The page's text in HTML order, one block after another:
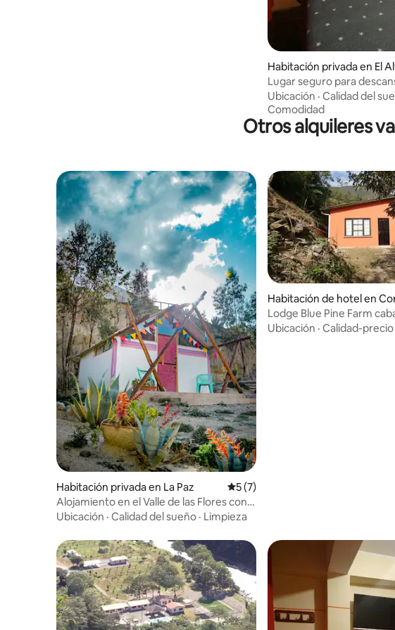
Habitación privada en El
Lugar seguro para
Ubicación · Calidad del
Comodidad
Otros alquileres
Habitación privada en La Paz Calificación promedio: 5 de 5, 7
5 (7)
Alojamiento en el Valle de las Flores con
desayuno
Ubicación · Calidad del sueño · Limpieza
Habitación de hotel en
o
Lodge Blue Pine Farm
Ubicación · Calidad-precio